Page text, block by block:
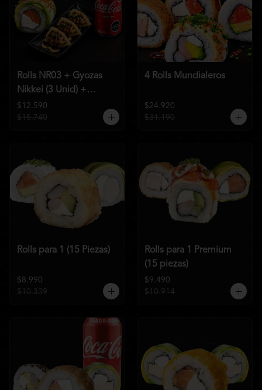
Rolls NR03 + Gyozas
Nikkei (3 Unid) +
Bebida a elección
$12.590
$15.740
4 Rolls Mundialeros
$24.920
$31.190
Rolls para 1 (15 Piezas)
$8.990
$10.339
Rolls para 1 Premium
(15 piezas)
$9.490
$10.914